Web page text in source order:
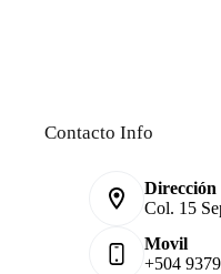
Contacto Info
Dirección
Col. 15
Movil
+504